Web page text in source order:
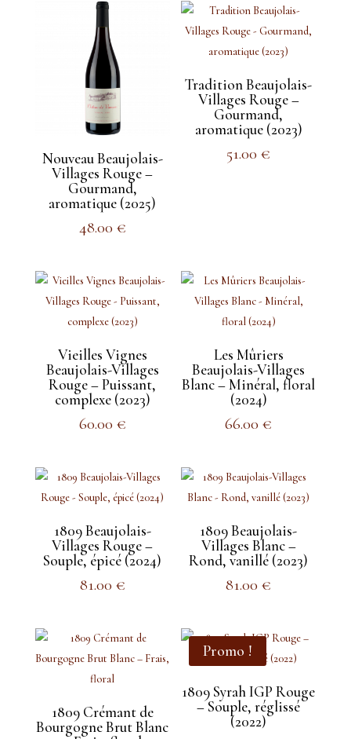
Nouveau Beaujolais-
Villages Rouge –
Gourmand,
aromatique (2025)
48.00 €
Tradition Beaujolais-
Villages Rouge –
Gourmand,
aromatique (2023)
51.00€
Vieilles Vignes
Beaujolais-Villages
Rouge – Puissant,
complexe (2023)
60.00 €
Les Mûriers
Beaujolais-Villages
Blanc – Minéral, floral
(2024)
66.00€
1809 Beaujolais-
Villages Rouge –
Souple, épicé (2024)
81.00 €
1809 Beaujolais-
Villages Blanc –
Rond, vanillé (2023)
81.00€
1809 Crémant de
Bourgogne Brut Blanc
Promo !
1809 Syrah IGP Rouge
– Souple, réglissé
(2022)